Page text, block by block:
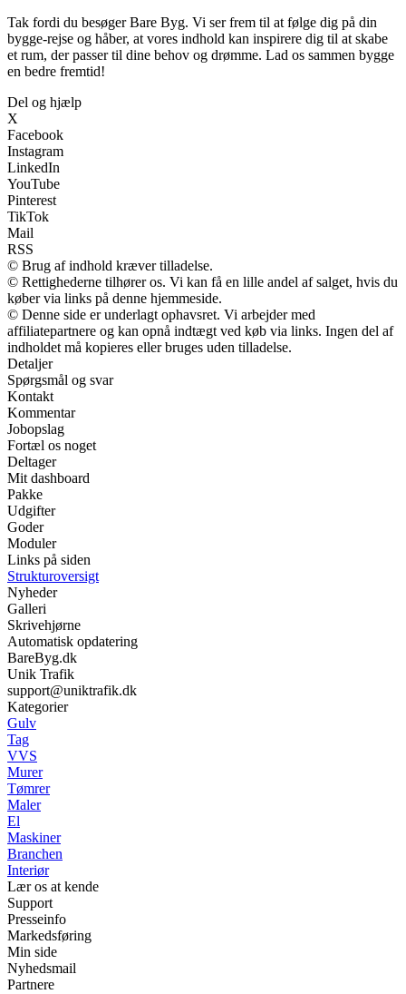
Tak fordi du besøger Bare Byg. Vi ser frem til at følge dig på din
bygge-rejse og håber, at vores indhold kan inspirere dig til at skabe
et rum, der passer til dine behov og drømme. Lad os sammen bygge
en bedre fremtid!
Del og hjælp
X
Facebook
Instagram
LinkedIn
YouTube
Pinterest
TikTok
Mail
RSS
© Brug af indhold kræver tilladelse.
© Rettighederne tilhører os. Vi kan få en lille andel af salget, hvis du
køber via links på denne hjemmeside.
© Denne side er underlagt ophavsret. Vi arbejder med
affiliatepartnere og kan opnå indtægt ved køb via links. Ingen del af
indholdet må kopieres eller bruges uden tilladelse.
Detaljer
Spørgsmål og svar
Kontakt
Kommentar
Jobopslag
Fortæl os noget
Deltager
Mit dashboard
Pakke
Udgifter
Goder
Moduler
Links på siden
Strukturoversigt
Nyheder
Galleri
Skrivehjørne
Automatisk opdatering
BareByg.dk
Unik Trafik
support@uniktrafik.dk
Kategorier
Gulv
Tag
VVS
Murer
Tømrer
Maler
El
Maskiner
Branchen
Interiør
Lær os at kende
Support
Presseinfo
Markedsføring
Min side
Nyhedsmail
Partnere